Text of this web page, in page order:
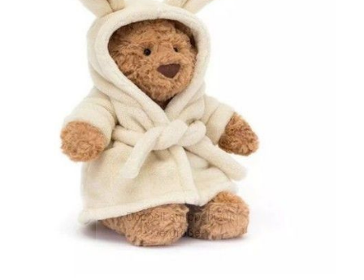
Doppelt antippen zum
vergrößern